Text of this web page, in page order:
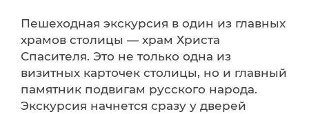
Пешеходная экскурсия в один из главных
храмов столицы — храм Христа
Спасителя. Это не только одна из
визитных карточек столицы, но и главный
памятник подвигам русского народа.
Экскурсия начнется сразу у дверей